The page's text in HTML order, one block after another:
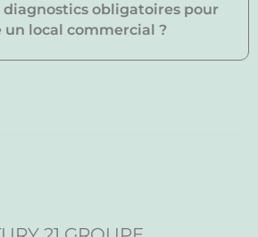
diagnostics obligatoires pour
un local commercial ?